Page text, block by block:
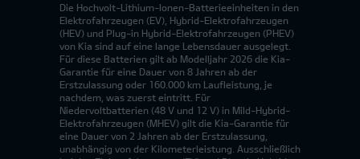
Die Hochvolt-Lithium-Ionen-Batterieeinheiten in den
Elektrofahrzeugen (EV), Hybrid-Elektrofahrzeugen
(HEV) und Plug-in Hybrid-Elektrofahrzeugen (PHEV)
von Kia sind auf eine lange Lebensdauer ausgelegt.
Für diese Batterien gilt ab Modelljahr 2026 die Kia-
Garantie für eine Dauer von 8 Jahren ab der
Erstzulassung oder 160.000 km Laufleistung, je
nachdem, was zuerst eintritt. Für
Niedervoltbatterien (48 V und 12 V) in Mild-Hybrid-
Elektrofahrzeugen (MHEV) gilt die Kia-Garantie für
eine Dauer von 2 Jahren ab der Erstzulassung,
unabhängig von der Kilometerleistung. Ausschließlich